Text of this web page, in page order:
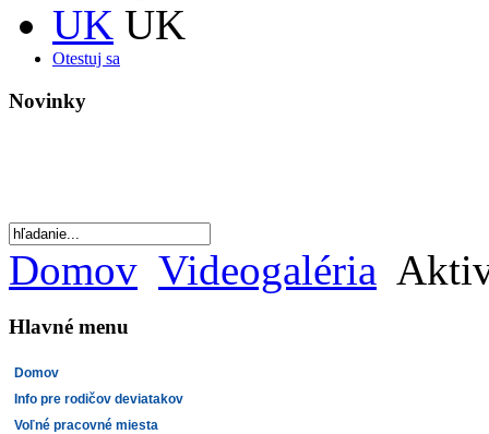
UK
Otestuj sa
Novinky
Domov Videogaléria
Hlavné menu
Domov
Info pre rodičov deviatakov
Voľné pracovné miesta